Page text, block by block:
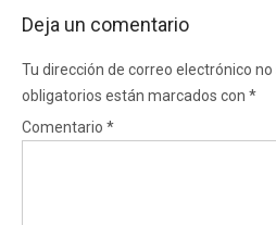
Deja un comentario
Tu dirección de correo electrónico no
obligatorios están marcados con *
Comentario *